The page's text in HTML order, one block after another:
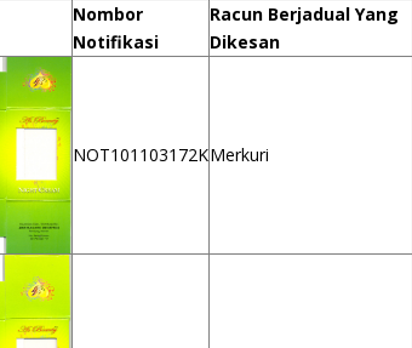
Nombor
Notifikasi
Racun Berjadual Yang
Dikesan
NOT101103172KMerkuri